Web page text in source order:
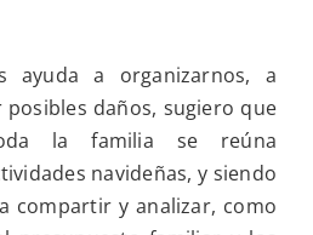
ayuda a organizarnos, a
daños, sugiero que
la familia se reúna
navideñas, y siendo
compartir y analizar, como